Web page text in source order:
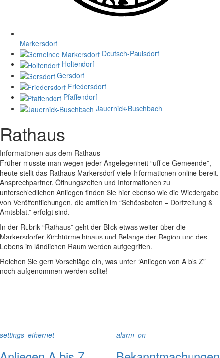
Markersdorf
Deutsch-Paulsdorf
Holtendorf
Gersdorf
Friedersdorf
Pfaffendorf
Jauernick-Buschbach
Rathaus
Informationen aus dem Rathaus
Früher musste man wegen jeder Angelegenheit “uff de Gemeende”,
heute stellt das Rathaus Markersdorf viele Informationen online bereit.
Ansprechpartner, Öffnungszeiten und Informationen zu
unterschiedlichen Anliegen finden Sie hier ebenso wie die Wiedergabe
von Veröffentlichungen, die amtlich im “Schöpsboten – Dorfzeitung &
Amtsblatt” erfolgt sind.
In der Rubrik “Rathaus” geht der Blick etwas weiter über die
Markersdorfer Kirchtürme hinaus und Belange der Region und des
Lebens im ländlichen Raum werden aufgegriffen.
Reichen Sie gern Vorschläge ein, was unter “Anliegen von A bis Z”
noch aufgenommen werden sollte!
settings_ethernet alarm_on